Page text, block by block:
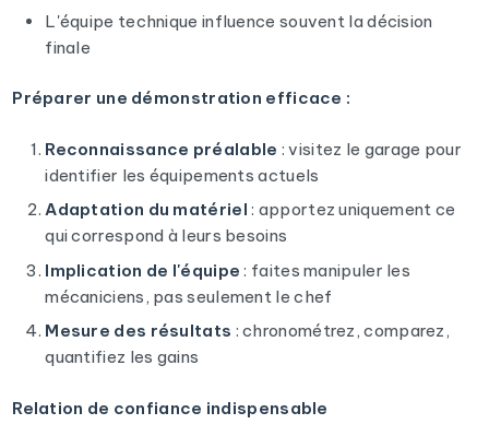
L'équipe technique influence souvent la décision
finale
Préparer une démonstration efficace :
Reconnaissance préalable : visitez le garage pour
identifier les équipements actuels
Adaptation du matériel : apportez uniquement ce
qui correspond à leurs besoins
Implication de l'équipe : faites manipuler les
mécaniciens, pas seulement le chef
Mesure des résultats : chronométrez, comparez,
quantifiez les gains
Relation de confiance indispensable